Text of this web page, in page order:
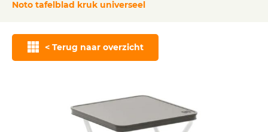
Noto tafelblad kruk universeel
< Terug naar overzicht